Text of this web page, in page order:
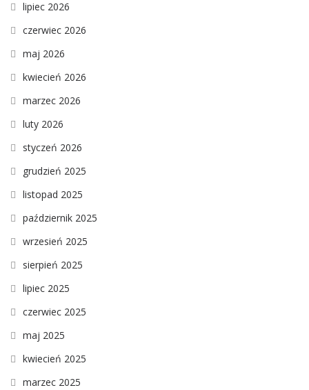
lipiec 2026
czerwiec 2026
maj 2026
kwiecień 2026
marzec 2026
luty 2026
styczeń 2026
grudzień 2025
listopad 2025
październik 2025
wrzesień 2025
sierpień 2025
lipiec 2025
czerwiec 2025
maj 2025
kwiecień 2025
marzec 2025